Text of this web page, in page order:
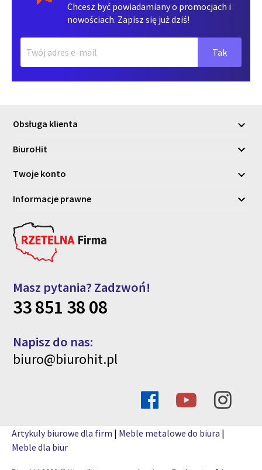
Chcesz być powiadamiany o promocjach i
nowościach. Zapisz się już dziś!
Obsługa klienta 
BiuroHit 
Twoje konto 
Informacje prawne 
Masz pytania? Zadzwoń!
33 851 38 08
Napisz do nas:
biuro@biurohit.pl
Artykuly biurowe dla firm | Meble metalowe do biura |
Meble dla biur